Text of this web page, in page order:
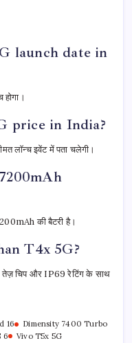
launch date in
price in India?
लॉन्च इवेंट में पता चलेगी।
की बैटरी है।
T4x 5G?
तेज़ चिप और IP69 रेटिंग के साथ
16
Dimensity 7400 Turbo
6 Vivo T5x 5G